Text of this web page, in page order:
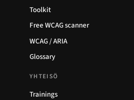
Toolkit
Free WCAG scanner
WCAG / ARIA
Glossary
YHTEISÖ
Trainings